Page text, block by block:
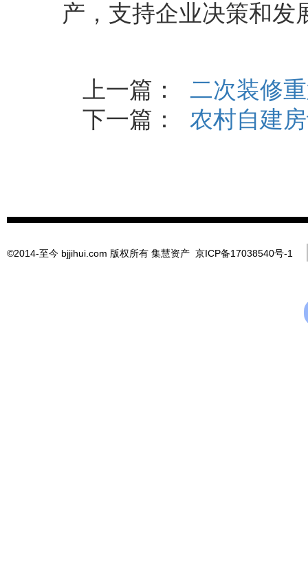
产，支持企业决策和发
上一篇：
二次装修
下一篇：
农村自建
©2014-至今 bjjihui.com 版权所有 集慧资产 京ICP备17038540号-1